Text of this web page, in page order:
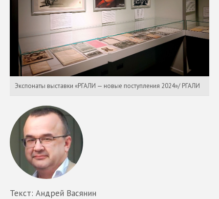
Экспонаты выставки «РГАЛИ — новые поступления 2024»/ РГАЛИ
Текст: Андрей Васянин